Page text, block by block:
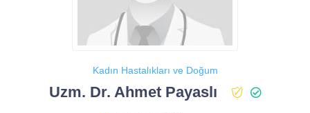
Kadın Hastalıkları ve Doğum
Uzm. Dr. Ahmet Payaslı